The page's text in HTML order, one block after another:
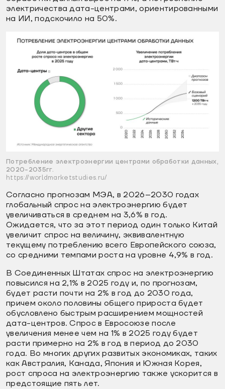
электричества дата-центрами, ориентированными
на ИИ, подскочило на 50%.
Потребление электроэнергии центрами обработки данных,
2020-2035гг.
https://worldmarketstudies.ru/
Согласно прогнозам МЭА, в 2026–2030 годах
глобальный спрос на электроэнергию будет
увеличиваться в среднем на 3,6% в год.
Ожидается, что за этот период один только Китай
увеличит спрос на величину, эквивалентную
текущему потреблению всего Европейского союза,
со средними темпами роста на уровне 4,9% в год.
В Соединенных Штатах спрос на электроэнергию
повысился на 2,1% в 2025 году и, по прогнозам,
будет расти почти на 2% в год до 2030 года,
причем около половины общего прироста будет
обусловлено быстрым расширением мощностей
дата-центров. Спрос в Евросоюзе после
увеличения менее чем на 1% в 2025 году будет
расти примерно на 2% в год в период до 2030
года. Во многих других развитых экономиках, таких
как Австралия, Канада, Япония и Южная Корея,
рост спроса на электроэнергию также ускорится в
предстоящие пять лет.